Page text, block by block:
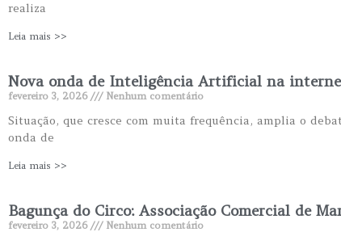
realiza
Leia mais >>
Nova onda de Inteligência Artificial na
fevereiro 3, 2026 Nenhum comentário
Situação, que cresce com muita frequência, amplia o
onda de
Leia mais >>
Bagunça do Circo: Associação Comercial de
fevereiro 3, 2026 Nenhum comentário